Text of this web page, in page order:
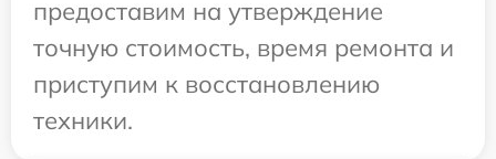
предоставим на утверждение
точную стоимость, время ремонта и
приступим к восстановлению
техники.